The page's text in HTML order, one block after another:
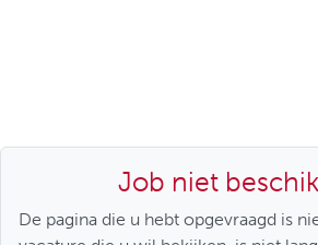
Job niet
De pagina die u hebt opgevraagd is